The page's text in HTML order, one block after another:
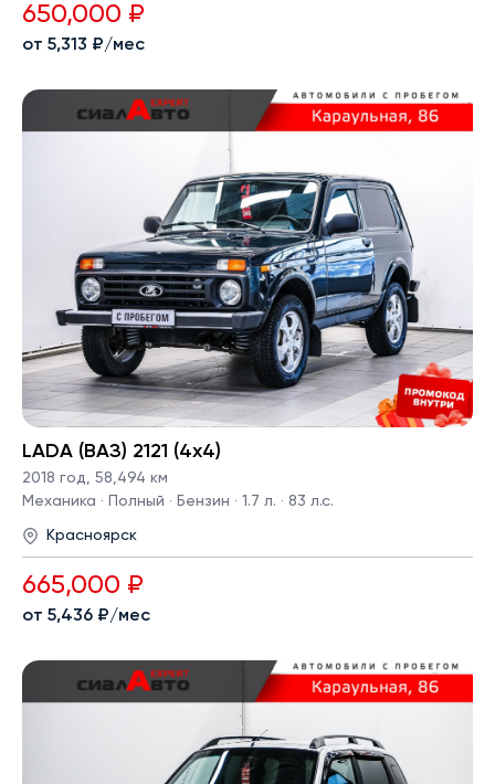
650,000 ₽
от 5,313 ₽/мес
LADA (ВАЗ) 2121 (4x4)
2018 год, 58,494 км
Механика · Полный · Бензин · 1.7 л. · 83 л.с.
Красноярск
665,000 ₽
от 5,436 ₽/мес